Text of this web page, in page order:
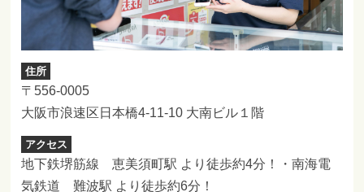
住所
〒556-0005
大阪市浪速区日本橋4-11-10 大南ビル１階
アクセス
地下鉄堺筋線 恵美須町駅 より徒歩約4分！・南海電
気鉄道 難波駅 より徒歩約6分！